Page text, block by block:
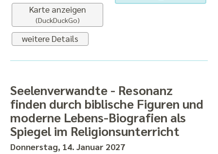
Karte anzeigen
(DuckDuckGo)
weitere Details
Seelenverwandte - Resonanz
finden durch biblische Figuren und
moderne Lebens-Biografien als
Spiegel im Religionsunterricht
Donnerstag, 14. Januar 2027